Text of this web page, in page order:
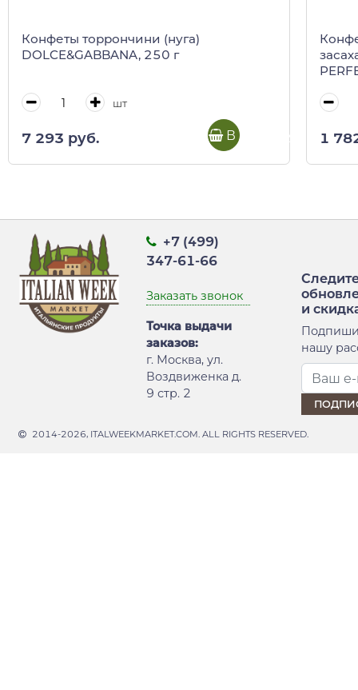
Конфеты торрончини (нуга)
DOLCE&GABBANA, 250 г
шт
7 293 руб. В корзину 1
+7 (499)
347-61-66
Заказать звонок
Точка выдачи
заказов:
г. Москва, ул.
Воздвиженка д.
9 стр. 2
и
нашу
2014-2026, ITALWEEKMARKET.COM. ALL RIGHTS RESERVED.